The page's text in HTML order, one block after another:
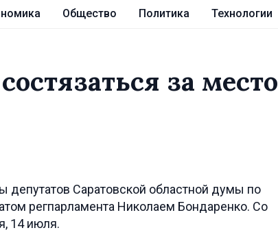
Общество Политика Технологии
за место
депутатов Саратовской областной думы по
регпарламента Николаем Бондаренко. Со
14 июля.